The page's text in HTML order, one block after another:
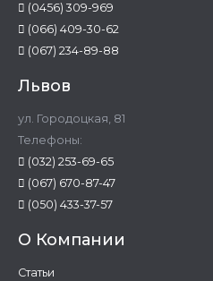
(0456) 309-969
(066) 409-30-62
(067) 234-89-88
Львов
ул. Городоцкая, 81
Телефоны:
(032) 253-69-65
(067) 670-87-47
(050) 433-37-57
О Компании
Статьи